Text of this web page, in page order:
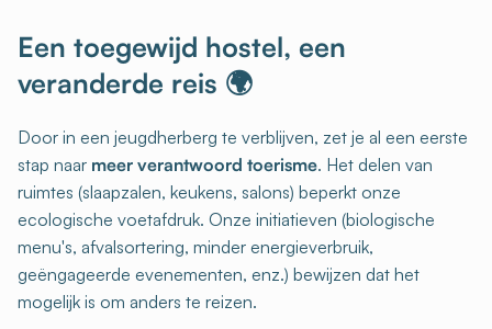
Een toegewijd hostel, een
veranderde reis 🌍
Door in een jeugdherberg te verblijven, zet je al een eerste
stap naar meer verantwoord toerisme. Het delen van
ruimtes (slaapzalen, keukens, salons) beperkt onze
ecologische voetafdruk. Onze initiatieven (biologische
menu's, afvalsortering, minder energieverbruik,
geëngageerde evenementen, enz.) bewijzen dat het
mogelijk is om anders te reizen.